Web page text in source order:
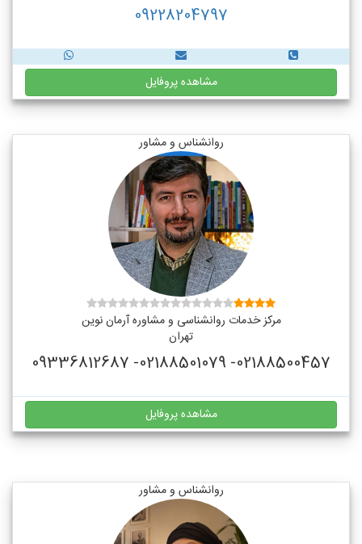
09228204797
مشاهده پروفایل
روانشناس و مشاور
مرکز خدمات روانشناسی و مشاوره آرمان نوین
تهران
02188500457- 02188501079- 09336812687
مشاهده پروفایل
روانشناس و مشاور